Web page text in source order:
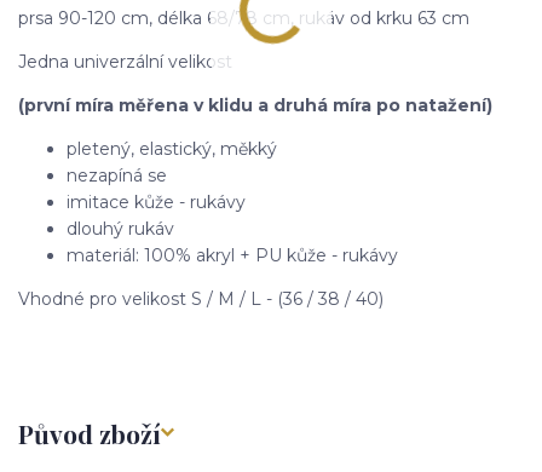
prsa 90-120 cm, délka 68/78 cm, rukáv od krku 63 cm
Jedna univerzální velikost
(první míra měřena v klidu a druhá míra po natažení)
pletený, elastický, měkký
nezapíná se
imitace kůže - rukávy
dlouhý rukáv
materiál: 100% akryl + PU kůže - rukávy
Vhodné pro velikost S / M / L - (36 / 38 / 40)
Původ zboží